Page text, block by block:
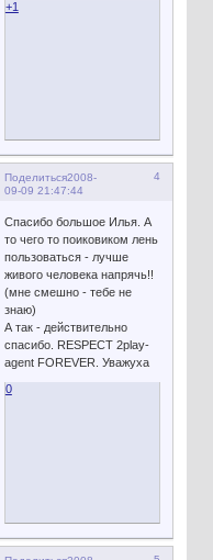
+1
Поделиться 4
2008-
09-09 21:47:44
Спасибо большое Илья. А
то чего то поиковиком лень
пользоваться - лучше
живого человека напрячь!!
(мне смешно - тебе не
знаю)
А так - действительно
спасибо. RESPECT 2play-
agent FOREVER. Уважуха
0